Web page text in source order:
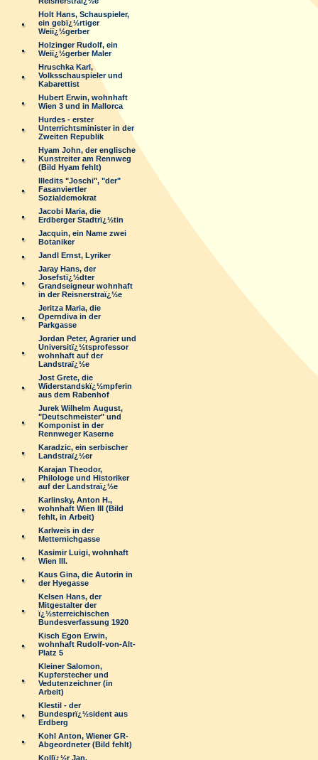
Holt Hans, Schauspieler,
ein gebï¿½rtiger
Weiï¿½gerber
Holzinger Rudolf, ein
Weiï¿½gerber Maler
Hruschka Karl,
Volksschauspieler und
Kabarettist
Hubert Erwin, wohnhaft
Wien 3 und in Mallorca
Hurdes - erster
Unterrichtsminister in der
Zweiten Republik
Hyam John, der englische
Kunstreiter am Rennweg
(Bild Hyam fehlt)
Illedits "Joschi", "der"
Fasanviertler
Sozialdemokrat
Jacobi Maria, die
Erdberger Stadtrï¿½tin
Jacquin, ein Name zwei
Botaniker
Jandl Ernst, Lyriker
Jaray Hans, der
Josefstï¿½dter
Grandseigneur wohnhaft
in der Reisnerstraï¿½e
Jeritza Maria, die
Operndiva in der
Parkgasse
Jordan Peter, Agrarier und
Universitï¿½tsprofessor
wohnhaft auf der
Landstraï¿½e
Jost Grete, die
Widerstandskï¿½mpferin
aus dem Rabenhof
Jurek Wilhelm August,
"Deutschmeister" und
Komponist in der
Rennweger Kaserne
Karadzic, ein serbischer
Landstraï¿½er
Karajan Theodor,
Philologe und Historiker
auf der Landstraï¿½e
Karlinsky, Anton H.,
wohnhaft Wien III (Bild
fehlt, in Arbeit)
Karlweis in der
Metternichgasse
Kasimir Luigi, wohnhaft
Wien III.
Kaus Gina, die Autorin in
der Hyegasse
Kelsen Hans, der
Mitgestalter der
ï¿½sterreichischen
Bundesverfassung 1920
Kisch Egon Erwin,
wohnhaft Rudolf-von-Alt-
Platz 5
Kleiner Salomon,
Kupferstecher und
Vedutenzeichner (in
Arbeit)
Klestil - der
Bundesprï¿½sident aus
Erdberg
Kohl Anton, Wiener GR-
Abgeordneter (Bild fehlt)
Kollï¿½r Jan,